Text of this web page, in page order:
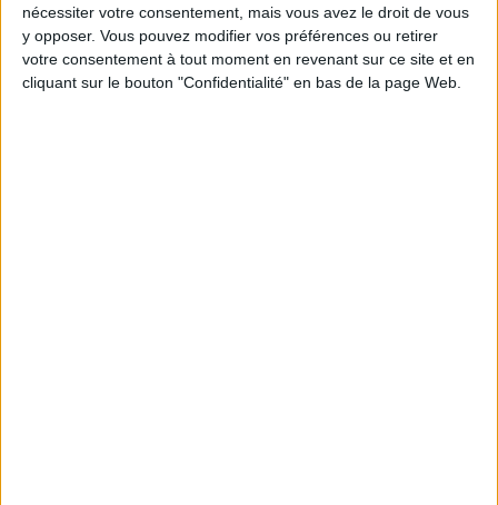
nécessiter votre consentement, mais vous avez le droit de vous
y opposer. Vous pouvez modifier vos préférences ou retirer
votre consentement à tout moment en revenant sur ce site et en
cliquant sur le bouton "Confidentialité" en bas de la page Web.
SUMMER JEWELRY THAT CAPTURES THE SEASON